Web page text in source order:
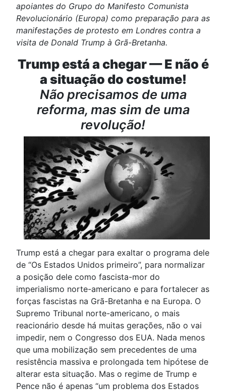
apoiantes do Grupo do Manifesto Comunista
Revolucionário (Europa) como preparação para as
manifestações de protesto em Londres contra a
visita de Donald Trump à Grã-Bretanha.
Trump está a chegar — E não é
a situação do costume!
Não precisamos de uma
reforma, mas sim de uma
revolução!
Trump está a chegar para exaltar o programa dele
de “Os Estados Unidos primeiro”, para normalizar
a posição dele como fascista-mor do
imperialismo norte-americano e para fortalecer as
forças fascistas na Grã-Bretanha e na Europa. O
Supremo Tribunal norte-americano, o mais
reacionário desde há muitas gerações, não o vai
impedir, nem o Congresso dos EUA. Nada menos
que uma mobilização sem precedentes de uma
resistência massiva e prolongada tem hipótese de
alterar esta situação. Mas o regime de Trump e
Pence não é apenas “um problema dos Estados